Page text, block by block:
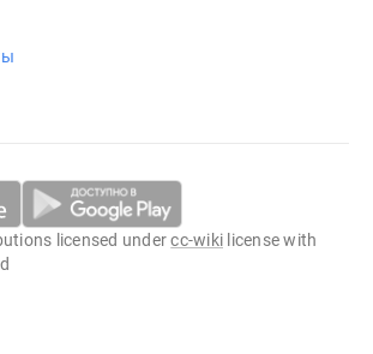
licensed undercc-wiki license with